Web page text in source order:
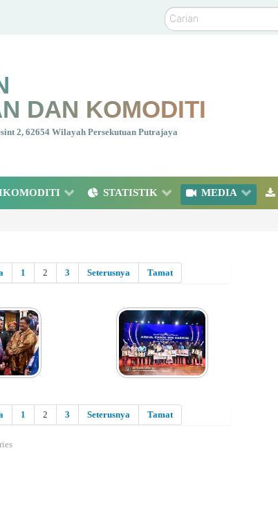
Carian
DAN KOMODITI
2, 62654 Wilayah Persekutuan Putrajaya
STATISTIK MEDIA
1 2 3 Seterusnya Tamat
1 2 3 Seterusnya Tamat